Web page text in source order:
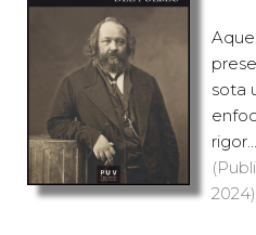
sota
rigor...